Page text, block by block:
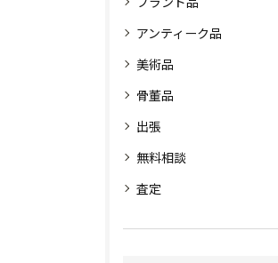
アンティーク品
美術品
骨董品
出張
無料相談
査定